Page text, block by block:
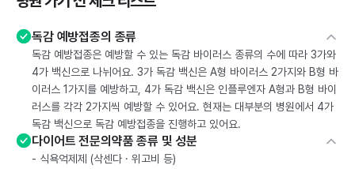
독감 예방접종의 종류
독감 예방접종은 예방할 수 있는 독감 바이러스 종류의 수에 따라 3가와
4가 백신으로 나뉘어요. 3가 독감 백신은 A형 바이러스 2가지와 B형 바
이러스 1가지를 예방하고, 4가 독감 백신은 인플루엔자 A형과 B형 바이
러스를 각각 2가지씩 예방할 수 있어요. 현재는 대부분의 병원에서 4가
독감 백신으로 독감 예방접종을 진행하고 있어요.
다이어트 전문의약품 종류 및 성분
- 식욕억제제 (삭센다 · 위고비 등)